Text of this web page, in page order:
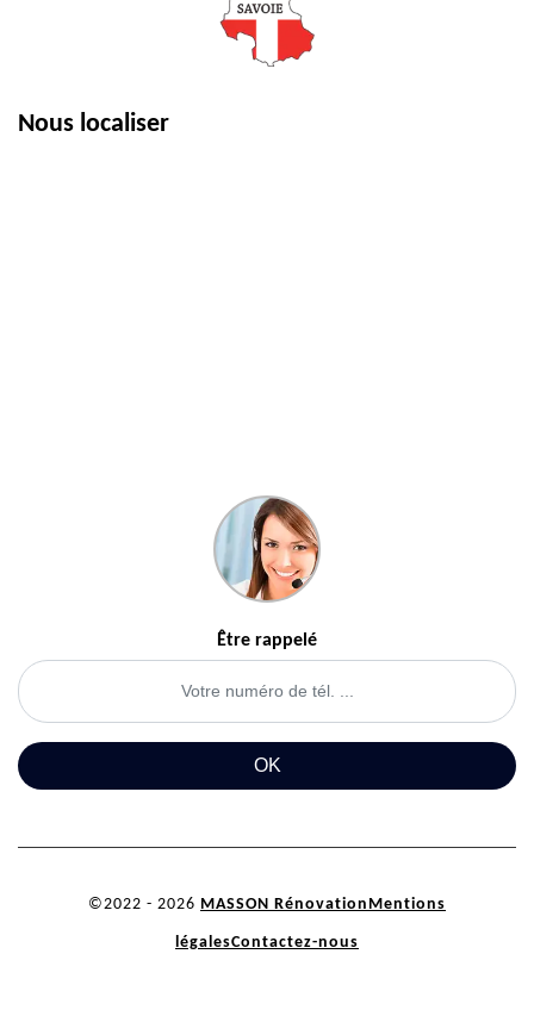
Nous localiser
Être rappelé
©2022 - 2026 MASSON Rénovation Mentions
légalesContactez-nous